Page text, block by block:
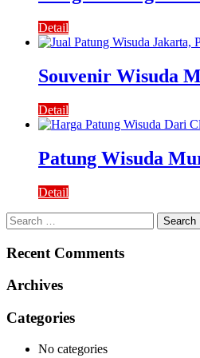
Detail
Souvenir Wisuda
Detail
Patung Wisuda
Detail
Search
for:
Recent Comments
Archives
Categories
No categories